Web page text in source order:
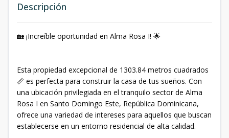
Descripción
🏡 ¡Increíble oportunidad en Alma Rosa I! 🌟
Esta propiedad excepcional de 1303.84 metros cuadrados
📏 es perfecta para construir la casa de tus sueños. Con
una ubicación privilegiada en el tranquilo sector de Alma
Rosa I en Santo Domingo Este, República Dominicana,
ofrece una variedad de intereses para aquellos que buscan
establecerse en un entorno residencial de alta calidad.